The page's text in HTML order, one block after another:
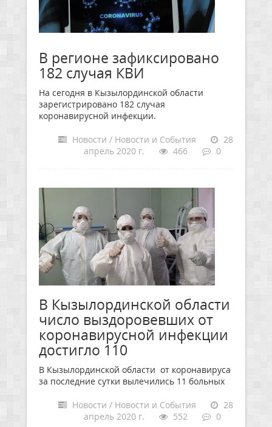
В регионе зафиксировано
182 случая КВИ
На сегодня в Кызылординской области
зарегистрировано 182 случая
коронавирусной инфекции.
Новости / Новости и События
28
апрель 2020 г.
466 0
В Кызылординской области
число выздоровевших от
коронавирусной инфекции
достигло 110
В Кызылординской области от коронавируса
за последние сутки вылечились 11 больных
Новости / Новости и События
28
апрель 2020 г.
552 0